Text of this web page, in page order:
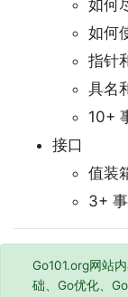
如何
如何
指针
具名
10+
接口
值装
3+
Go101.org网站
础、Go优化、